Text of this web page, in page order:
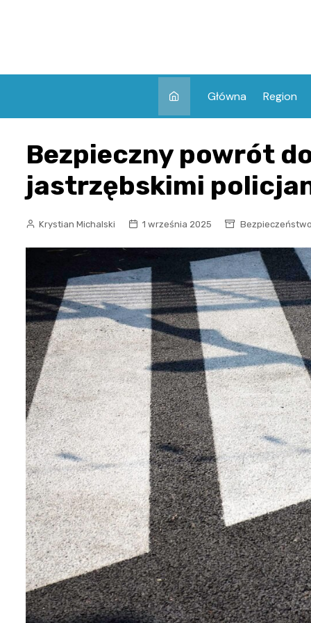
Główna Region
Bezpieczny powrót
jastrzębskimi
Krystian Michalski 1 września 2025 Bezpieczeństwo